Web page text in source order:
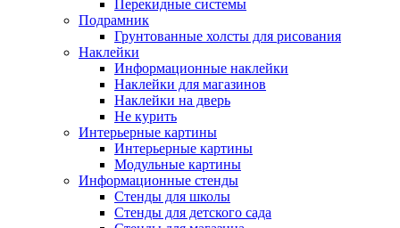
Перекидные системы
Подрамник
Грунтованные холсты для рисования
Наклейки
Информационные наклейки
Наклейки для магазинов
Наклейки на дверь
Не курить
Интерьерные картины
Интерьерные картины
Модульные картины
Информационные стенды
Стенды для школы
Стенды для детского сада